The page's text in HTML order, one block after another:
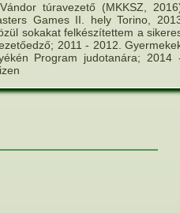
túravezető (MKKSZ,
Games II. hely Torino,
sokakat felkészítettem a
2011 - 2012.
Program judotanára; 2014